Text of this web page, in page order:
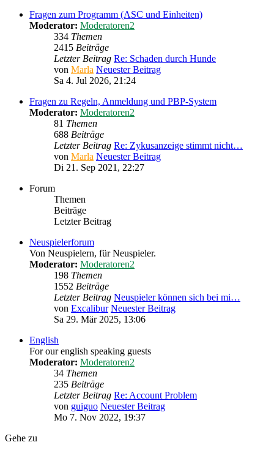
Fragen zum Programm (ASC und Einheiten)
Moderator: Moderatoren2
334 Themen
2415 Beiträge
Letzter Beitrag Re: Schaden durch Hunde
von Marla Neuester Beitrag
Sa 4. Jul 2026, 21:24
Fragen zu Regeln, Anmeldung und PBP-System
Moderator: Moderatoren2
81 Themen
688 Beiträge
Letzter Beitrag Re: Zykusanzeige stimmt nicht…
von Marla Neuester Beitrag
Di 21. Sep 2021, 22:27
Forum
Themen
Beiträge
Letzter Beitrag
Neuspielerforum
Von Neuspielern, für Neuspieler.
Moderator: Moderatoren2
198 Themen
1552 Beiträge
Letzter Beitrag Neuspieler können sich bei mi…
von Excalibur Neuester Beitrag
Sa 29. Mär 2025, 13:06
English
For our english speaking guests
Moderator: Moderatoren2
34 Themen
235 Beiträge
Letzter Beitrag Re: Account Problem
von guiguo Neuester Beitrag
Mo 7. Nov 2022, 19:37
Gehe zu